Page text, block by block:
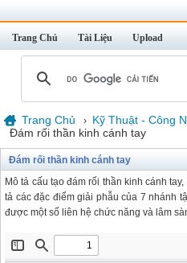
Trang Chủ Tài Liệu Upload
Trang Chủ › Kỹ Thuật - Công
Đám rối thần kinh cánh tay
Đám rối thần kinh cánh tay
Mô tả cấu tạo đám rối thần kinh cánh
tả các đặc điểm giải phẫu của 7 nhánh
được một số liên hệ chức năng và lâm